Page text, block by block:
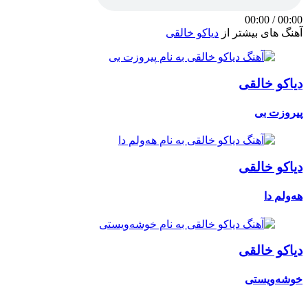
00:00
/
00:00
آهنگ های بیشتر از دیاکو خالقی
دیاکو خالقی
پیروزت بی
دیاکو خالقی
هەولم دا
دیاکو خالقی
خوشەویستی